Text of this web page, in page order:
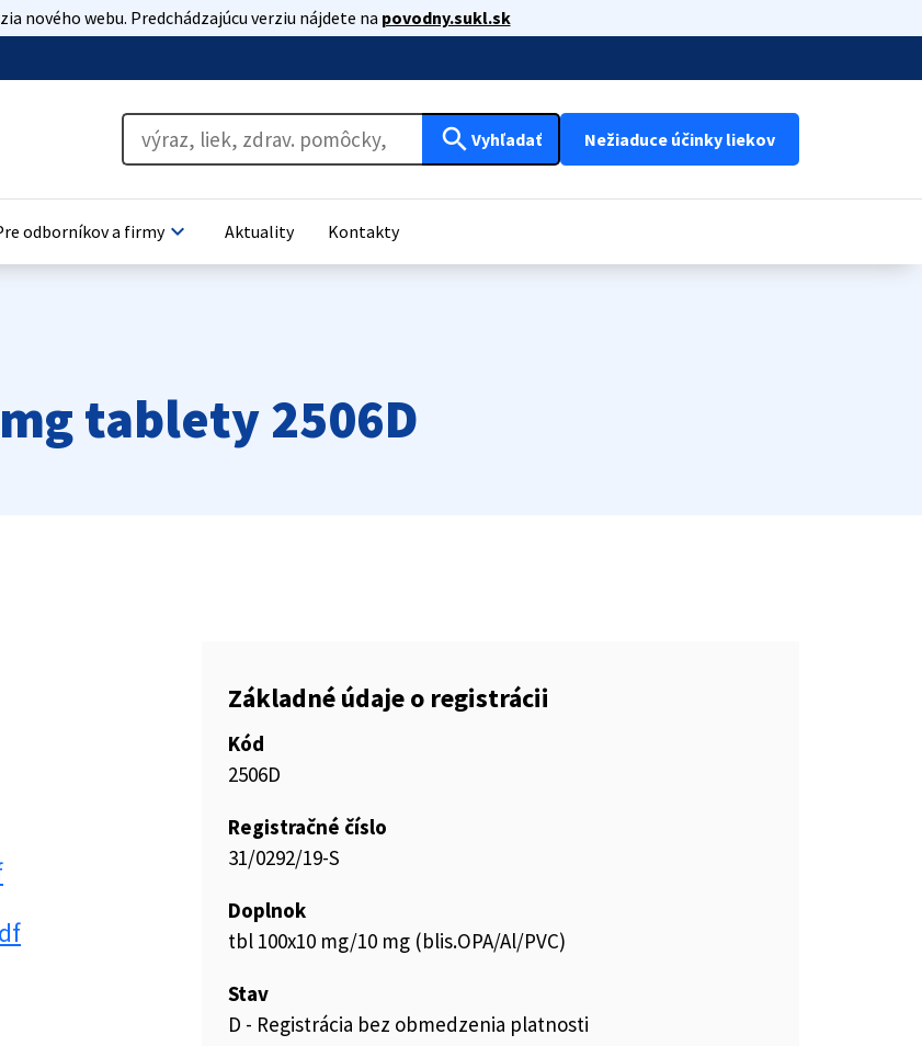
nového webu. Predchádzajúcu verziu nájdete na povodny.sukl.sk
search Vyhľadať Nežiaduce účinky liekov
odborníkov a firmykeyboard_arrow_down Aktuality Kontakty
tablety 2506D
Základné údaje o registrácii
Kód
2506D
Registračné číslo
31/0292/19-S
Doplnok
tbl 100x10 mg/10 mg (blis.OPA/Al/PVC)
Stav
D - Registrácia bez obmedzenia platnosti